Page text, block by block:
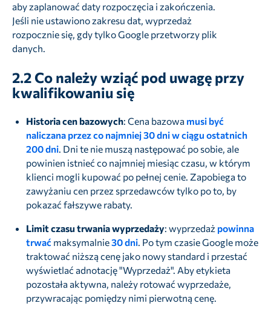
aby zaplanować daty rozpoczęcia i zakończenia.
Jeśli nie ustawiono zakresu dat, wyprzedaż
rozpocznie się, gdy tylko Google przetworzy plik
danych.
2.2Co należy wziąć pod uwagę przy
kwalifikowaniu się
Historia cen bazowych: Cena bazowa musi być
naliczana przez co najmniej 30 dni w ciągu ostatnich
200 dni. Dni te nie muszą następować po sobie, ale
powinien istnieć co najmniej miesiąc czasu, w którym
klienci mogli kupować po pełnej cenie. Zapobiega to
zawyżaniu cen przez sprzedawców tylko po to, by
pokazać fałszywe rabaty.
Limit czasu trwania wyprzedaży: wyprzedaż powinna
trwać maksymalnie30 dni. Po tym czasie Google może
traktować niższą cenę jako nowy standard i przestać
wyświetlać adnotację "Wyprzedaż". Aby etykieta
pozostała aktywna, należy rotować wyprzedaże,
przywracając pomiędzy nimi pierwotną cenę.